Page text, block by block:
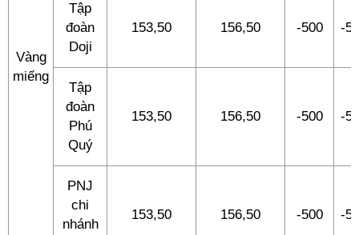
Vàng
miếng
Tập
đoàn
Doji
153,50 156,50 -500 -
Tập
đoàn
Phú
Quý
153,50 156,50 -500 -
PNJ
chi
nhánh
153,50 156,50 -500 -